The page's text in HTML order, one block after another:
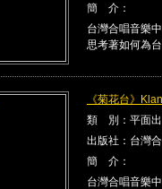
簡 介：
台灣合唱音樂
思考著如何為
《菊花台》
類 別：平面
出版社：台灣
簡 介：
台灣合唱音樂